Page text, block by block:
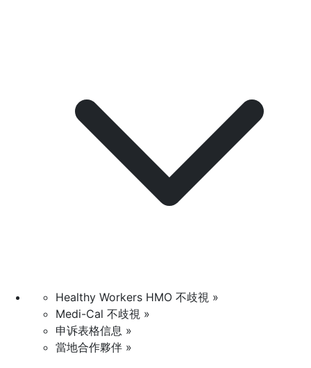
Healthy Workers HMO 不歧視 »
Medi-Cal 不歧視 »
申诉表格信息 »
當地合作夥伴 »